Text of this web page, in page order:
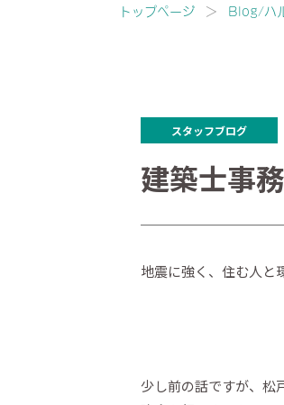
トップページ Blog/ハ
スタッフブログ
建築士事
地震に強く、住む人と
少し前の話ですが、松